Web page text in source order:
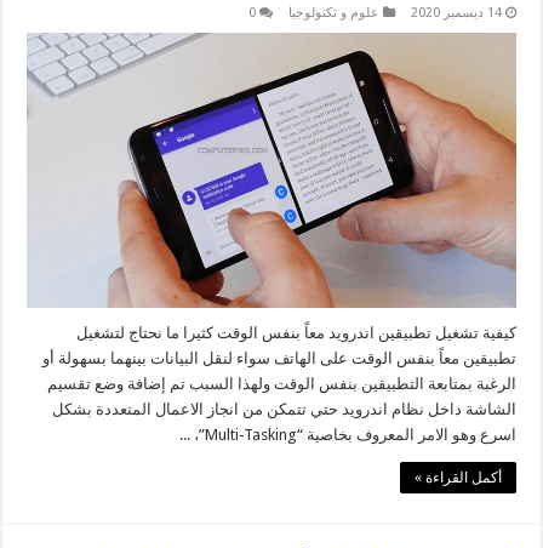
14 ديسمبر 2020 علوم و تكنولوجيا 0
كيفية تشغيل تطبيقين اندرويد معاً بنفس الوقت كثيرا ما نحتاج لتشغيل
تطبيقين معاً بنفس الوقت على الهاتف سواء لنقل البيانات بينهما بسهولة أو
الرغبة بمتابعة التطبيقين بنفس الوقت ولهذا السبب تم إضافة وضع تقسيم
الشاشة داخل نظام اندرويد حتي تتمكن من انجاز الاعمال المتعددة بشكل
اسرع وهو الامر المعروف بخاصية “Multi-Tasking”، ...
أكمل القراءة »